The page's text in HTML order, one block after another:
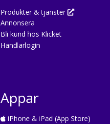
Produkter & tjänster
Annonsera
Bli kund hos Klicket
Handlarlogin
Appar
iPhone & iPad (App Store)